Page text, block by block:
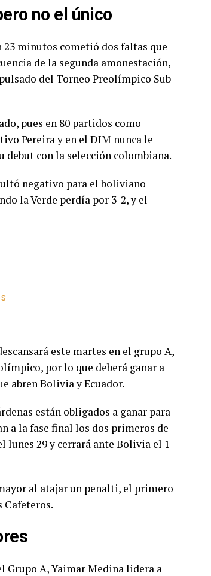
no el único
minutos cometió dos faltas que
de la segunda amonestación,
del Torneo Preolímpico Sub-
pues en 80 partidos como
Pereira y en el DIM nunca le
debut con la selección colombiana.
negativo para el boliviano
la Verde perdía por 3-2, y el
este martes en el grupo A,
por lo que deberá ganar a
abren Bolivia y Ecuador.
están obligados a ganar para
a la fase final los dos primeros de
lunes 29 y cerrará ante Bolivia el 1
al atajar un penalti, el primero
Cafeteros.
Grupo A, Yaimar Medina lidera a